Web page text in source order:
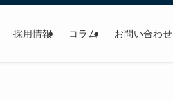
採用情報 コラム お問い合わせ